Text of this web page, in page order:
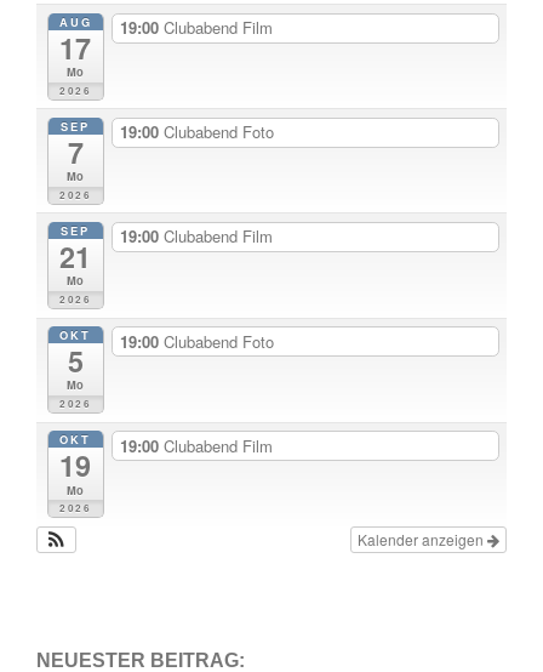
AUG
17
Mo
2026
19:00 Clubabend Film
SEP
7
Mo
2026
19:00 Clubabend Foto
SEP
21
Mo
2026
19:00 Clubabend Film
OKT
5
Mo
2026
19:00 Clubabend Foto
OKT
19
Mo
2026
19:00 Clubabend Film
Kalender anzeigen
NEUESTER BEITRAG: